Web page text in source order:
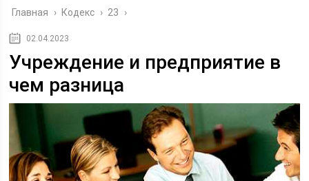
Главная › Кодекс › 23 ›
02.04.2023
Учреждение и предприятие в
чем разница